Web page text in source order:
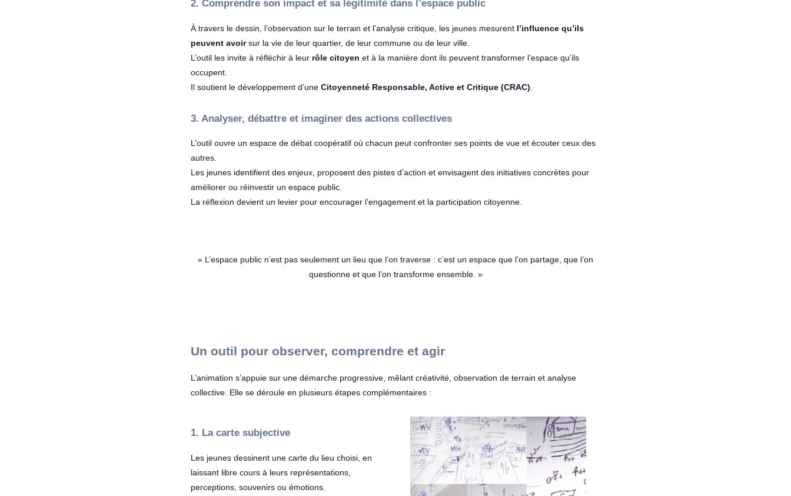
2. Comprendre son impact et sa légitimité dans l’espace public
À travers le dessin, l’observation sur le terrain et l’analyse critique, les jeunes mesurent l’influence qu’ils
peuvent avoirsur la vie de leur quartier, de leur commune ou de leur ville.
L’outil les invite à réfléchir à leur rôle citoyen et à la manière dont ils peuvent transformer l’espace qu’ils
occupent.
Il soutient le développement d’une Citoyenneté Responsable, Active et Critique (CRAC)
3. Analyser, débattre et imaginer des actions collectives
L’outil ouvre un espace de débat coopératif où chacun peut confronter ses points de vue et écouter ceux des
autres.
Les jeunes identifient des enjeux, proposent des pistes d’action et envisagent des initiatives concrètes pour
améliorer ou réinvestir un espace public.
La réflexion devient un levier pour encourager l’engagement et la participation citoyenne.
« L’espace public n’est pas seulement un lieu que l’on traverse : c’est un espace que l’on partage, que l’on
questionne et que l’on transforme ensemble. »
Un outil pour observer, comprendre et agir
L’animation s’appuie sur une démarche progressive, mêlant créativité, observation de terrain et analyse
collective. Elle se déroule en plusieurs étapes complémentaires :
1. La carte subjective
Les jeunes dessinent une carte du lieu choisi, en
laissant libre cours à leurs représentations,
perceptions, souvenirs ou émotions.